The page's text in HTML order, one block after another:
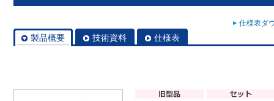
仕様表ダ
製品概要 技術資料 仕様表